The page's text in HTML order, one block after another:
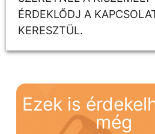
ÉRDEKLŐDJ A
KERESZTÜL.
Ezek is
még